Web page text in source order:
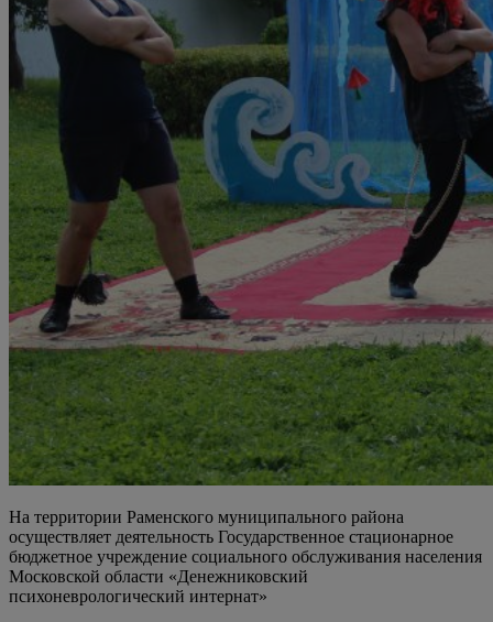
На территории Раменского муниципального района
осуществляет деятельность Государственное стационарное
бюджетное учреждение социального обслуживания населения
Московской области «Денежниковский
психоневрологический интернат»